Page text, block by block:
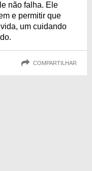
não falha. Ele
e permitir que
um cuidando
COMPARTILHAR